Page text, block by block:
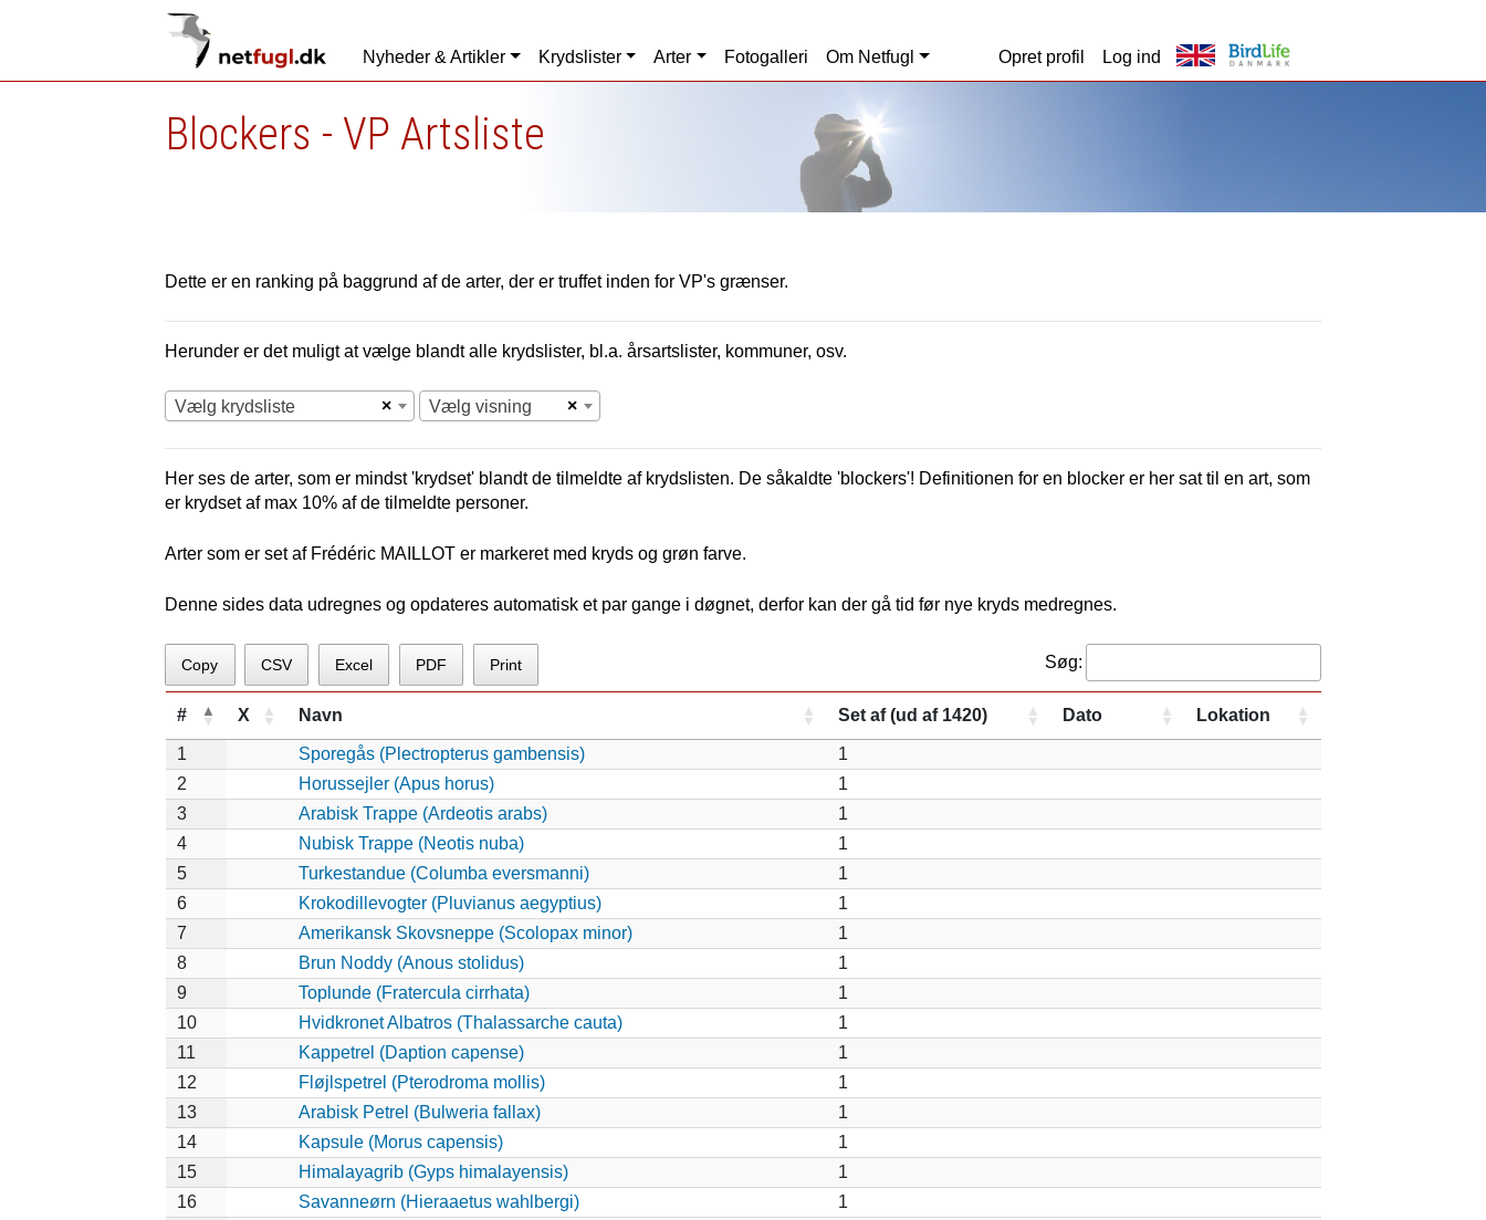
Nyheder & Artikler Krydslister Arter Fotogalleri Om Netfugl Opret profil Log ind
Blockers - VP Artsliste
Dette er en ranking på baggrund af de arter, der er truffet inden for VP's grænser.
Herunder er det muligt at vælge blandt alle krydslister, bl.a. årsartslister, kommuner, osv.
×
Vælg krydsliste ×
Vælg visning
Her ses de arter, som er mindst 'krydset' blandt de tilmeldte af krydslisten. De såkaldte 'blockers'! Definitionen for en blocker er her sat til en art, som
er krydset af max 10% af de tilmeldte personer.
Arter som er set af Frédéric MAILLOT er markeret med kryds og grøn farve.
Denne sides data udregnes og opdateres automatisk et par gange i døgnet, derfor kan der gå tid før nye kryds medregnes.
Copy CSV Excel PDF Print Søg:
# X Navn Set af (ud af 1420) Dato Lokation
1 Sporegås (Plectropterus gambensis)
1
2
Horussejler (Apus horus)
1
3
Arabisk Trappe (Ardeotis arabs)
1
4
Nubisk Trappe (Neotis nuba)
1
5
Turkestandue (Columba eversmanni)
1
6
Krokodillevogter (Pluvianus aegyptius)
1
7
Amerikansk Skovsneppe (Scolopax minor)
1
8
Brun Noddy (Anous stolidus)
1
9
Toplunde (Fratercula cirrhata)
1
10
Hvidkronet Albatros (Thalassarche cauta)
1
11
Kappetrel (Daption capense)
1
12
Fløjlspetrel (Pterodroma mollis)
1
13
Arabisk Petrel (Bulweria fallax)
1
14
Kapsule (Morus capensis)
1
15
Himalayagrib (Gyps himalayensis)
1
16
Savanneørn (Hieraaetus wahlbergi)
1